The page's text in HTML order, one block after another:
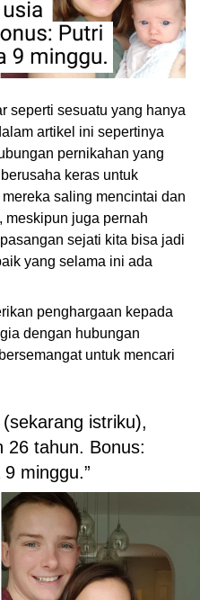
seperti sesuatu yang hanya
artikel ini sepertinya
pernikahan yang
keras untuk
saling mencintai dan
meskipun juga pernah
sejati kita bisa jadi
yang selama ini ada
penghargaan kepada
dengan hubungan
untuk mencari
istriku),
26 tahun. Bonus:
minggu.”